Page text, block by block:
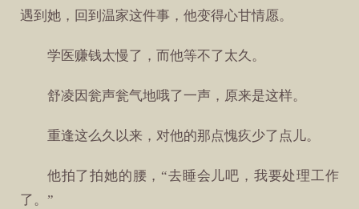
遇到她，回到温家这件事，他变得心甘情愿。
学医赚钱太慢了，而他等不了太久。
舒凌因瓮声瓮气地哦了一声，原来是这样。
重逢这么久以来，对他的那点愧疚少了点儿。
他拍了拍她的腰，“去睡会儿吧，我要处理工作
了。”